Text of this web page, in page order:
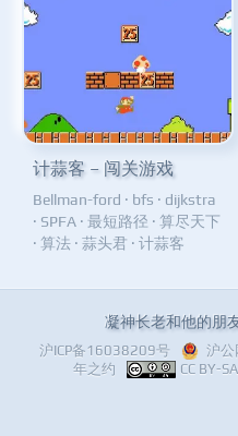
计蒜客 – 闯关游戏
Bellman-ford · bfs · dijkstra
· SPFA · 最短路径 · 算尽天下
· 算法 · 蒜头君 · 计蒜客
凝神长老和他的朋
沪ICP备16038209号 沪
年之约
CC BY-